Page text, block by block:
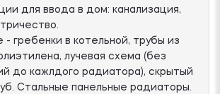
для ввода в дом: канализация,
- гребенки в котельной, трубы из
лучевая схема (без
до кажлдого радиатора), скрытый
Стальные панельные радиаторы.